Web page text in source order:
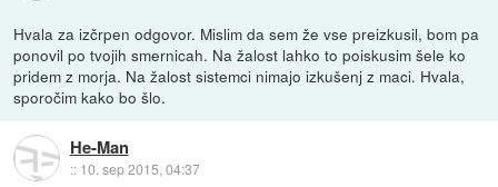
Hvala za izčrpen odgovor. Mislim da sem že vse preizkusil, bom pa
ponovil po tvojih smernicah. Na žalost lahko to poiskusim šele ko
pridem z morja. Na žalost sistemci nimajo izkušenj z maci. Hvala,
sporočim kako bo šlo.
He-Man
:: 10. sep 2015, 04:37